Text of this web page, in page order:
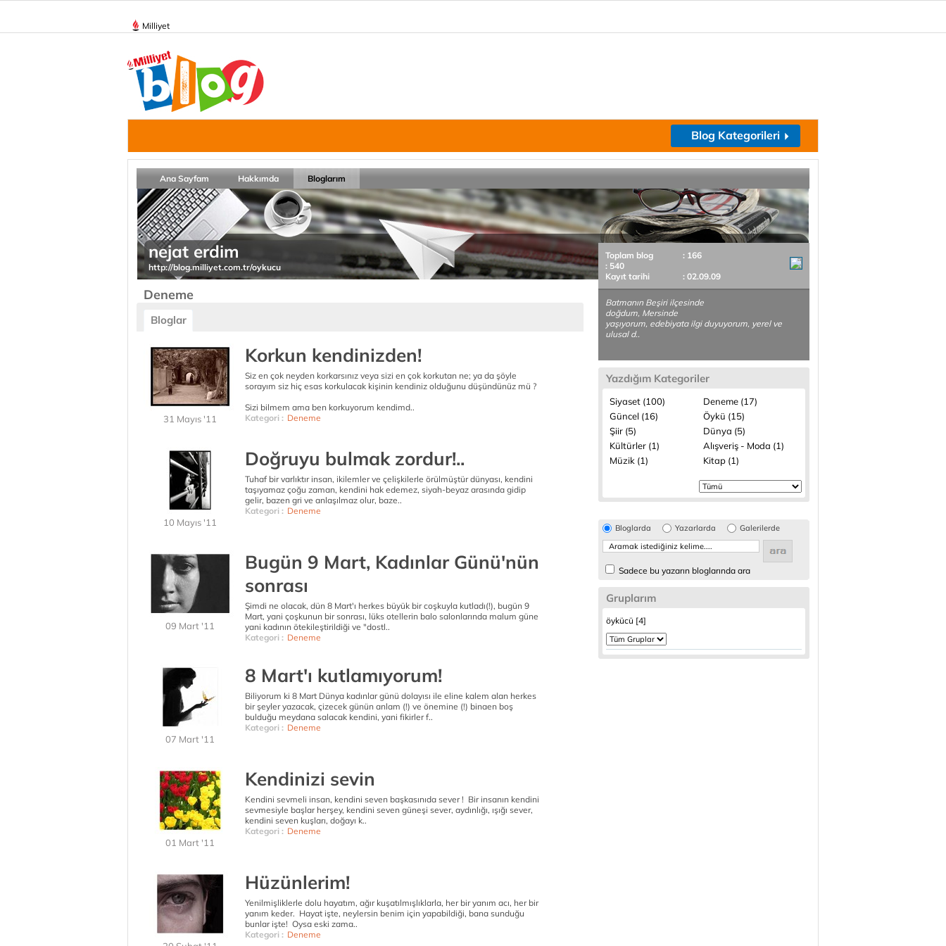
Milliyet
Blog Kategorileri
Ana Sayfam Hakkımda Bloglarım
nejat erdim
http://blog.milliyet.com.tr/oykucu
Deneme
Bloglar
31 Mayıs '11
Korkun kendinizden!
Siz en çok neyden korkarsınız veya sizi en çok korkutan ne; ya da şöyle
sorayım siz hiç esas korkulacak kişinin kendiniz olduğunu düşündünüz mü ?
Sizi bilmem ama ben korkuyorum kendimd..
Kategori : Deneme
10 Mayıs '11
Doğruyu bulmak zordur!..
Tuhaf bir varlıktır insan, ikilemler ve çelişkilerle örülmüştür dünyası, kendini
taşıyamaz çoğu zaman, kendini hak edemez, siyah-beyaz arasında gidip
gelir, bazen gri ve anlaşılmaz olur, baze..
Kategori : Deneme
09 Mart '11
Bugün 9 Mart, Kadınlar Günü'nün
sonrası
Şimdi ne olacak, dün 8 Mart'ı herkes büyük bir coşkuyla kutladı(!), bugün 9
Mart, yani çoşkunun bir sonrası, lüks otellerin balo salonlarında malum güne
yani kadının ötekileştirildiği ve "dostl..
Kategori : Deneme
07 Mart '11
8 Mart'ı kutlamıyorum!
Biliyorum ki 8 Mart Dünya kadınlar günü dolayısı ile eline kalem alan herkes
bir şeyler yazacak, çizecek günün anlam (!) ve önemine (!) binaen boş
bulduğu meydana salacak kendini, yani fikirler f..
Kategori : Deneme
01 Mart '11
Kendinizi sevin
Kendini sevmeli insan, kendini seven başkasınıda sever ! Bir insanın kendini
sevmesiyle başlar herşey, kendini seven güneşi sever, aydınlığı, ışığı sever,
kendini seven kuşları, doğayı k..
Kategori : Deneme
Hüzünlerim!
Yenilmişliklerle dolu hayatım, ağır kuşatılmışlıklarla, her bir yanım acı, her bir
yanım keder. Hayat işte, neylersin benim için yapabildiği, bana sunduğu
bunlar işte! Oysa eski zama..
Kategori : Deneme
Toplam blog
: 166
: 540
Kayıt tarihi
: 02.09.09
Batmanın Beşiri ilçesinde
doğdum, Mersinde
yaşıyorum, edebiyata ilgi duyuyorum, yerel ve
ulusal d..
Yazdığım Kategoriler
Siyaset (100)
Deneme (17)
Güncel (16)
Öykü (15)
Şiir (5)
Dünya (5)
Kültürler (1)
Alışveriş - Moda (1)
Müzik (1)
Kitap (1)
Bloglarda Yazarlarda Galerilerde
Sadece bu yazarın bloglarında ara
Gruplarım
öykücü [4]